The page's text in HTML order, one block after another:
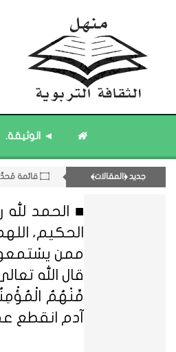
◄ الوثيقة.
جديد ﴿المقالات﴾
۝ قائمة مُثبتة : فريق منهل الثقافة التربوية.
۝ قائمة مُحدَّثة : مختارات من جديد المشاركات.
۝ قائمة مُحدَّثة : مختارات من الثقافة ﴿الزمنية﴾.
۝ قائمة مُثبتة : مشرف منهل الثقافة التربوية.
۝ قائمة مُثبتة : إدارة منهل الثقافة التربوية.
12- القسم الثاني عشر : الثقافة ﴿الرياضية - المعرفية - المستقبلية﴾.
■ الحمد لله
الحكيم،
ممن
قال الله
آدم انقطع